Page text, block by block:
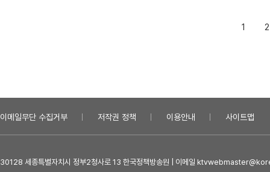
1 2
이메일무단 수집거부 저작권 정책 이용안내 사이트맵
30128 세종특별자치시 정부2청사로 13 한국정책방송원 | 이메일